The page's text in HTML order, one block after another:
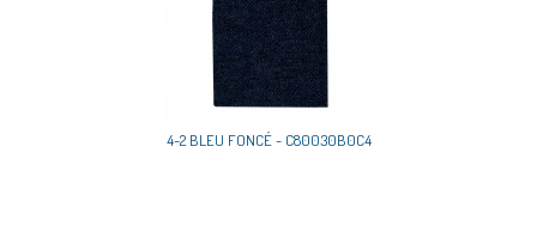
4-2 BLEU FONCÉ - C80030B0C4